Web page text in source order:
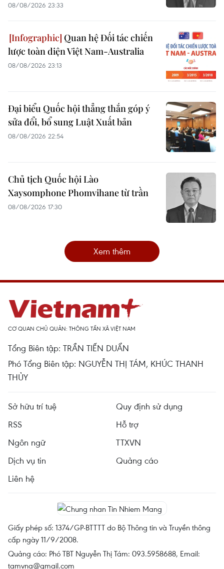
08/08/2026 23:33
Quan hệ Đối tác chiến
lược toàn diện Việt Nam-Australia
08/08/2026 23:13
Đại biểu Quốc hội thẳng thắn góp ý
sửa đổi, bổ sung Luật Xuất bản
08/08/2026 22:54
Chủ tịch Quốc hội Lào
Xaysomphone Phomvihane từ trần
08/08/2026 17:30
Xem thêm
CƠ QUAN CHỦ QUẢN: THÔNG TẤN XÃ VIỆT NAM
Tổng Biên tập: TRẦN TIẾN DUẨN
Phó Tổng Biên tập: NGUYỄN THỊ TÁM, KHÚC THANH
THỦY
Sở hữu trí tuệ
Quy định sử dụng
RSS
Hỗ trợ
Ngôn ngữ
TTXVN
Dịch vụ tin
Quảng cáo
Liên hệ
Giấy phép số: 1374/GP-BTTTT do Bộ Thông tin và Truyền thông
cấp ngày 11/9/2008.
Quảng cáo: Phó TBT Nguyễn Thị Tám: 093.5958688, Email:
tamvna@gmail.com